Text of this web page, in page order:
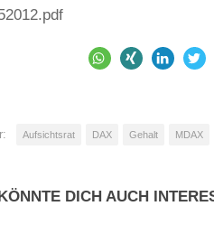
Aufsichtsrat DAX Gehalt MDAX
DICH AUCH